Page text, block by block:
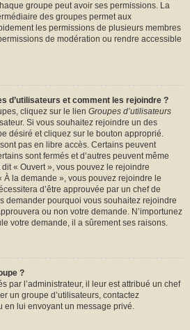
groupe peut avoir ses permissions. La
des groupes permet aux
les permissions de plusieurs membres
de modération ou rendre accessible
d’utilisateurs et comment les rejoindre ?
cliquez sur le lien Groupes d’utilisateurs
Si vous souhaitez rejoindre un des
désiré et cliquez sur le bouton approprié.
pas en libre accès. Certains peuvent
sont fermés et d’autres peuvent même
« Ouvert », vous pouvez le rejoindre
À la demande », vous pouvez rejoindre le
d’être approuvée par un chef de
demander pourquoi vous souhaitez rejoindre
ou non votre demande. N’importunez
votre demande, il a sûrement ses raisons.
?
par l’administrateur, il leur est attribué un chef
un groupe d’utilisateurs, contactez
en lui envoyant un message privé.